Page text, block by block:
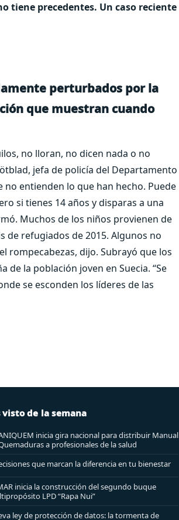
tiene precedentes. Un caso reciente
perturbados por la
que muestran cuando
no lloran, no dicen nada o no
jefa de policía del Departamento
no entienden lo que han hecho. Puede
si tienes 14 años y disparas a una
Muchos de los niños provienen de
de refugiados de 2015. Algunos no
rompecabezas, dijo. Subrayó que los
la población joven en Suecia. “Se
se esconden los líderes de las
visto de la semana
inicia gira nacional para distribuir Manual
a profesionales de la salud
que marcan la diferencia en tu bienestar
inicia la construcción del segundo buque
LPD “Rapa Nui”
ley de protección de datos: la tormenta de